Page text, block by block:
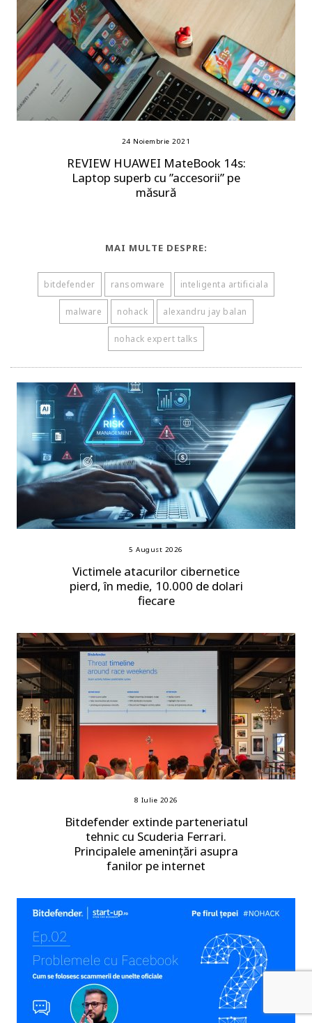
24 Noiembrie 2021
REVIEW HUAWEI MateBook 14s:
Laptop superb cu ”accesorii” pe
măsură
MAI MULTE DESPRE:
bitdefender ransomware inteligenta artificiala
malware nohack alexandru jay balan
nohack expert talks
5 August 2026
Victimele atacurilor cibernetice
pierd, în medie, 10.000 de dolari
fiecare
8 Iulie 2026
Bitdefender extinde parteneriatul
tehnic cu Scuderia Ferrari.
Principalele amenințări asupra
fanilor pe internet